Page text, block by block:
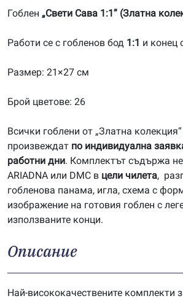
Гоблен „Свети Сава 1:1” (Златна
Работи се с гобленов бод 1:1 и конец
Размер: 21×27 см
Брой цветове: 26
Всички гоблени от „Златна колекция“
произвеждат по индивидуална
работни дни. Комплектът съдържа
ARIADNA или DMC в цели чилета,
гобленова панама, игла, схема с
изображение на готовия гоблен с
използваните конци.
Описание
Най-висококачествените комплекти